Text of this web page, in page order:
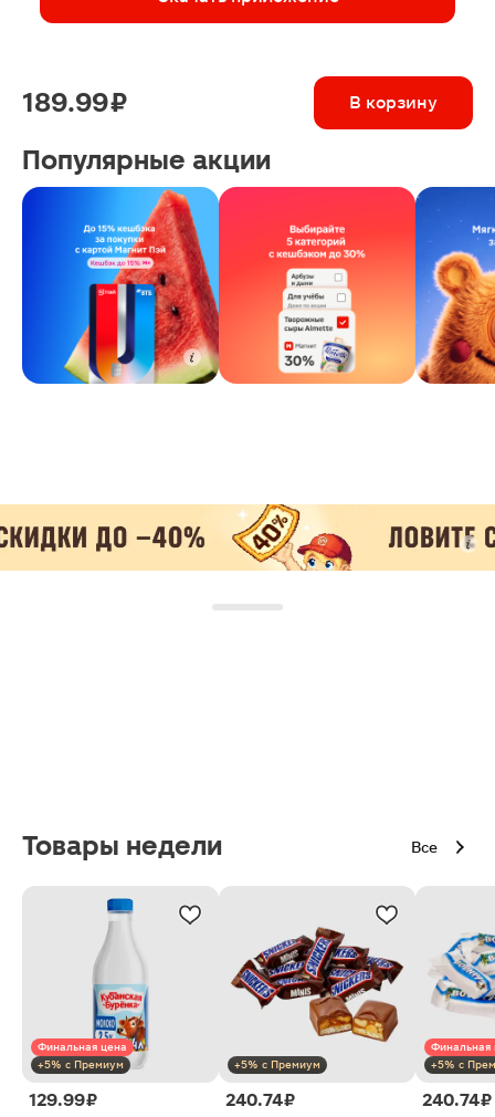
189.99 ₽ В корзину
Популярные акции
Товары недели Все
Финальная цена
+5% с Премиум
129.99 ₽
+5% с Премиум
240.74 ₽
Финальная
+5% с
240.74 ₽